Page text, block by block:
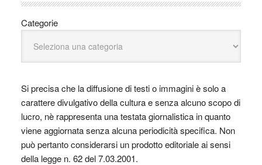
Categorie
Si precisa che la diffusione di testi o immagini è solo a
carattere divulgativo della cultura e senza alcuno scopo di
lucro, nè rappresenta una testata giornalistica in quanto
viene aggiornata senza alcuna periodicità specifica. Non
può pertanto considerarsi un prodotto editoriale ai sensi
della legge n. 62 del 7.03.2001.